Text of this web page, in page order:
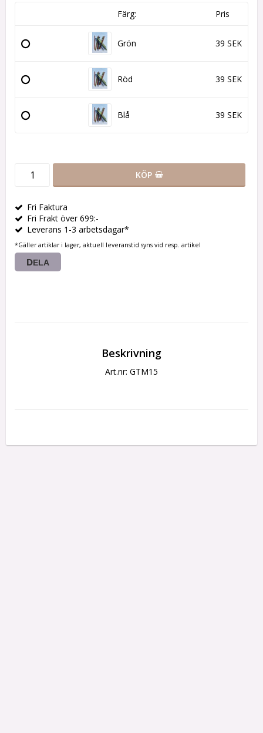
Färg: Pris
Grön 39 SEK
Röd 39 SEK
Blå 39 SEK
KÖP
Fri Faktura
Fri Frakt över 699:-
Leverans 1-3 arbetsdagar*
*Gäller artiklar i lager, aktuell leveranstid syns vid resp. artikel
DELA
Beskrivning
Art.nr: GTM15